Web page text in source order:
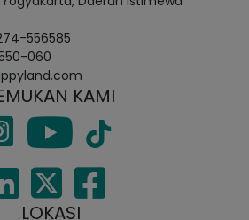
556585
060
KAMI
LOKASI